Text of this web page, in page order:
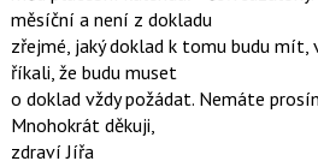
měsíční a není z dokladu
zřejmé, jaký doklad k tomu budu mít,
říkali, že budu muset
o doklad vždy požádat. Nemáte
Mnohokrát děkuji,
zdraví Jířa